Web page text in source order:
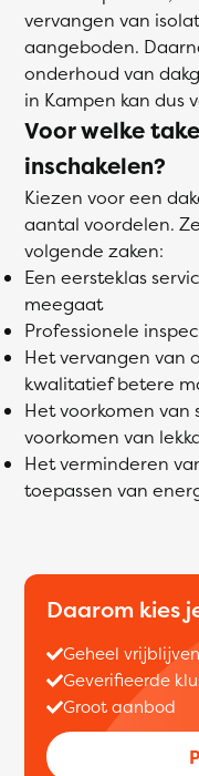
vervangen van
aangeboden.
onderhoud van
in Kampen kan dus
Voor welke
inschakelen?
Kiezen voor een
aantal voordelen.
volgende zaken:
Een eersteklas
meegaat
Professionele
Het vervangen van
kwalitatief betere
Het voorkomen
voorkomen van
Het verminderen
toepassen van
Daarom kies
Geheel
Geverifieerde
Groot aanbod